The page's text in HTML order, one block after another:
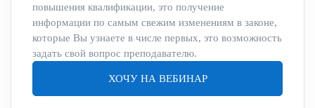
повышения квалификации, это получение
информации по самым свежим изменениям в законе,
которые Вы узнаете в числе первых, это возможность
задать свой вопрос преподавателю.
ХОЧУ НА ВЕБИНАР